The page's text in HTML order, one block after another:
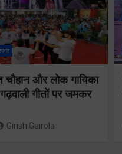
चौहान और लोक गायिका
गीतों पर जमकर
Girish Gairola
सुरक्षा और
के
समन्वय
यात्रा